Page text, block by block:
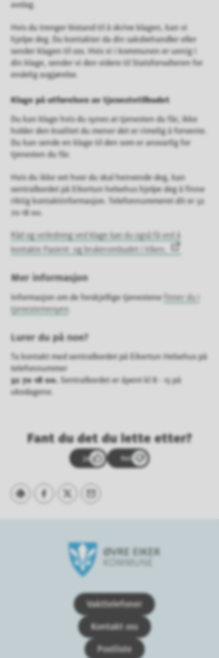
avslag.
Hvis du trenger bistand til å skrive klagen, kan vi
hjelpe deg. Du kontakter da din saksbehandler eller
sender klagen til oss. Hvis vi i kommunen er uenig i
din klage, sender vi den videre til Statsforvalteren for
endelig avgjørelse.
Klage på utførelsen av tjenestetilbudet
Du kan klage hvis du synes at tjenesten du får, ikke
holder den kvalitet du mener det er rimelig å forvente.
Du kan sende en klage til den som er ansvarlig for
tjenesten du får.
Hvis du ikke vet hvor du skal henvende deg, kan
sentralbordet på Eikertun helsehus hjelpe deg å finne
riktig kontaktinformasjon. Telefonnummeret dit er 32
70 18 00.
Råd og veiledning ved klage kan du også få ved å
kontakte Pasient- og brukerombudet i Viken.
Mer informasjon
Informasjon om de forskjellige tjenestene
finner du i
tjenestemenyen
Lurer du på noe?
Ta kontakt med sentralbordet på Eikertun Helsehus på
telefonnummer
32 70 18 00.
Sentralbordet er åpent kl 8 - 15 på
ukedagene.
Fant du det du lette etter?
Ja Nei
Vakttelefoner
Kontakt oss
Postliste